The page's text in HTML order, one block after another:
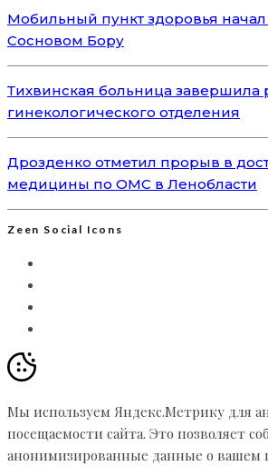
Мобильный пункт здоровья начал
Сосновом Бору
Тихвинская больница завершила
гинекологического отделения
Дрозденко отметил прорыв в
медицины по ОМС в Ленобласти
Zeen Social Icons
Мы используем Яндекс.Метрику для
посещаемости сайта. Это позволяет
анонимизированные данные о вашем